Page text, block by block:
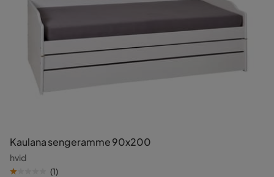
Kaulana sengeramme 90x200
hvid
(1)